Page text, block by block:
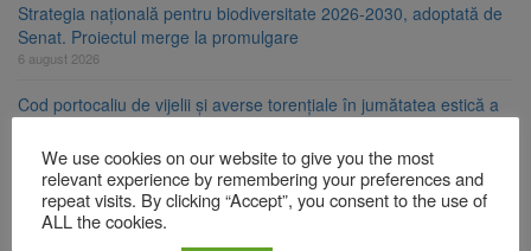
Strategia națională pentru biodiversitate 2026-2030, adoptată de
Senat. Proiectul merge la promulgare
6 august 2026
Cod portocaliu de vijelii și averse torențiale în jumătatea estică a
6 august 2026
Bărbat din Victoria, reținut după ce și-ar fi agresat soția de două
ori în câteva zile
We use cookies on our website to give you the most
relevant experience by remembering your preferences and
repeat visits. By clicking “Accept”, you consent to the use of
ALL the cookies.